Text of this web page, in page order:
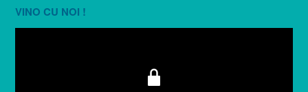
VINO CU NOI !